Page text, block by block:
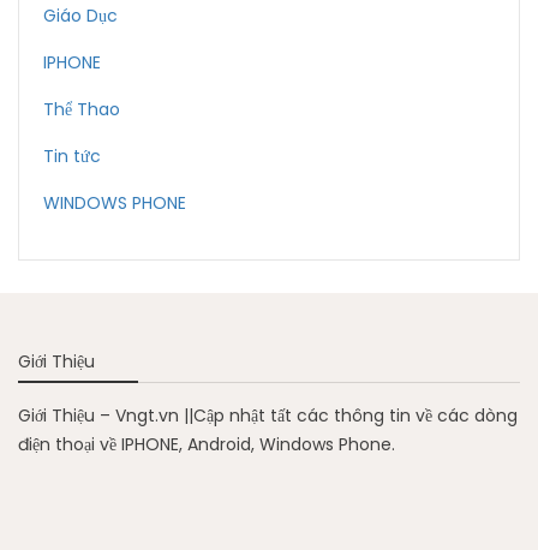
Giáo Dục
IPHONE
Thể Thao
Tin tức
WINDOWS PHONE
Giới Thiệu
Giới Thiệu – Vngt.vn ||Cập nhật tất các thông tin về các dòng
điện thoại về IPHONE, Android, Windows Phone.